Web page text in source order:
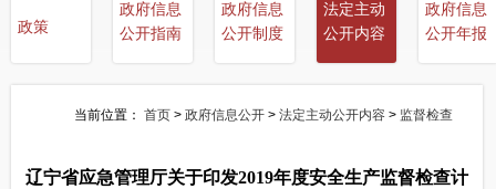
政策
政府信息
公开指南
政府信息
公开制度
法定主动
公开内容
政府信息
公开年报
当前位置： 首页> 政府信息公开> 法定主动公开内容> 监督检查
辽宁省应急管理厅关于印发2019年度安全生产监督检查计